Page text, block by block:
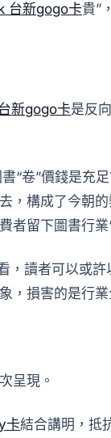
台新gogo卡貴”
新gogo卡是反
書“卷”價錢是充
，構成了今
者留下圖書行業
，讀者可以或
損害的是行
呈現。
卡結合講明，抵